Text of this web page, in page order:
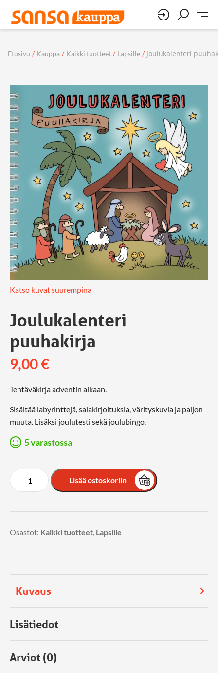
Etusivu / Kauppa / Kaikki tuotteet / Lapsille / Joulukalenteri
Katso kuvat suurempina
Joulukalenteri
puuhakirja
9,00€
Tehtäväkirja adventin aikaan.
Sisältää labyrinttejä, salakirjoituksia, värityskuvia ja paljon
muuta. Lisäksi joulutesti sekä joulubingo.
5 varastossa
Lisää ostoskoriin
Osastot: Kaikki tuotteet, Lapsille
Kuvaus
Lisätiedot
Arviot (0)